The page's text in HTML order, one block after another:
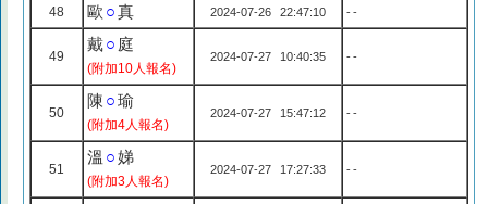
48 歐 ○真 2024-07-26 22:47:10 --
49
戴○ 庭
(附加10人報名)
2024-07-27 10:40:35 --
50
陳 ○瑜
(附加4人報名)
2024-07-27 15:47:12 --
51
溫 ○娣
(附加3人報名)
2024-07-27 17:27:33 --